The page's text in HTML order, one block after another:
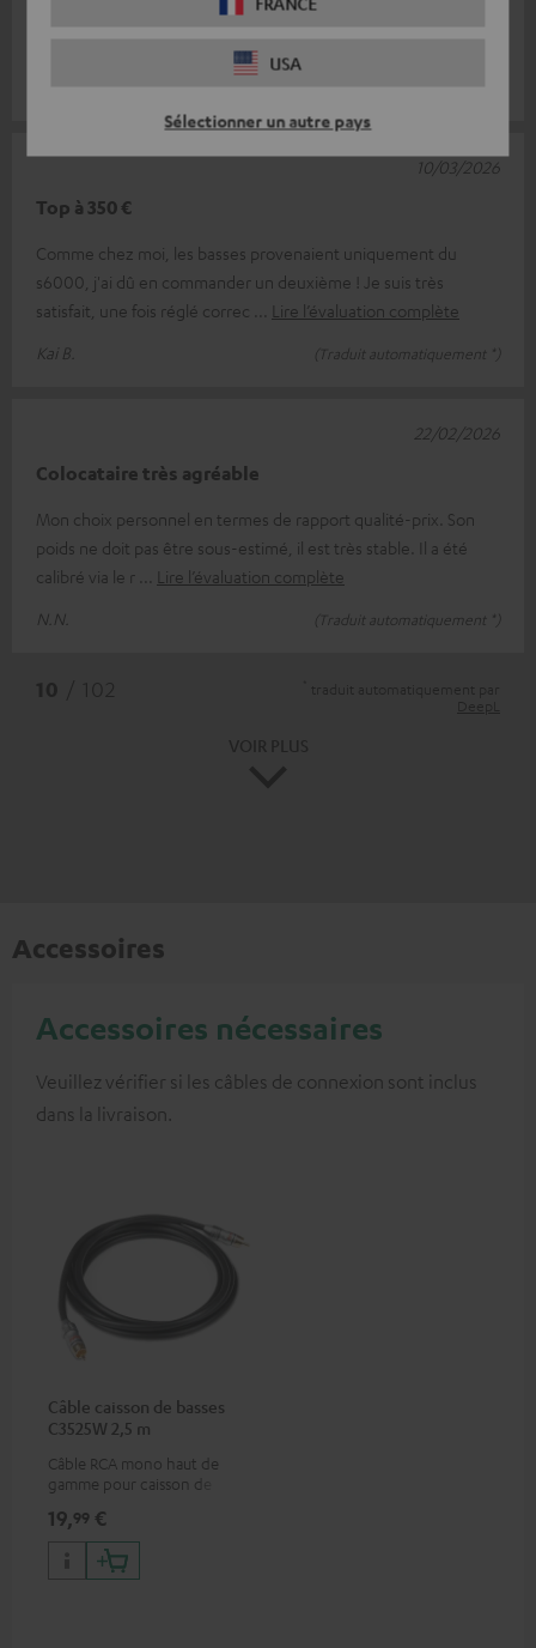
USA
Sélectionner un autre pays
le kit de transmission sans fil. Les basses sont très agréables et
Top à 350 €
Comme chez moi, les basses provenaient uniquement du
s6000, j'ai dû en commander un deuxième ! Je suis très
satisfait, une fois réglé correc
Lire l’évaluation complète
Kai B.
(Traduit automatiquement *)
10/03/2026
Colocataire très agréable
Mon choix personnel en termes de rapport qualité-prix. Son
poids ne doit pas être sous-estimé, il est très stable. Il a été
calibré via le r
Lire l’évaluation complète
N.N.
(Traduit automatiquement *)
22/02/2026
Accessoires
Accessoires nécessaires
Veuillez vérifier si les câbles de connexion sont inclus
dans la livraison.
Câble caisson de basses
C3525W 2,5 m
Câble RCA mono haut de
gamme pour caisson de
19,99 €